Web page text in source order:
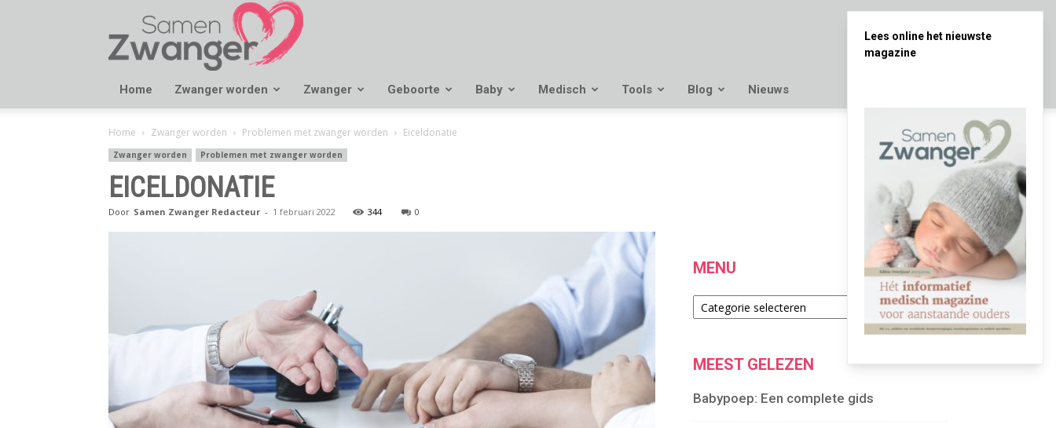
Samen
Zwanger
Home Zwanger worden Zwanger Geboorte Baby Medisch Tools Blog Nieuws
Home Zwanger worden Problemen met zwanger worden Eiceldonatie
Zwanger worden Problemen met zwanger worden
EICELDONATIE
Door Samen Zwanger Redacteur - 1 februari 2022 344 0
MENU
Menu
MEEST GELEZEN
Babypoep: Een complete gids
Lees online het nieuwste
magazine